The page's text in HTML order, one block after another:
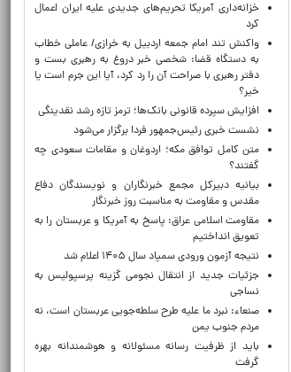
خزانه‌داری آمریکا تحریم‌های جدیدی علیه ایران اعمال
کرد
واکنش تند امام جمعه اردبیل به خرازی/ عاملی خطاب
به دستگاه قضا: شخصی خبر دروغ به رهبری بست و
دفتر رهبری با صراحت آن را رد کرد، آیا این جرم است یا
خیر؟
افزایش سپرده قانونی بانک‌ها؛ ترمز تازه رشد نقدینگی
نشست خبری رئیس‌جمهور فردا برگزار می‌شود
متن کامل توافق مکه؛ اردوغان و مقامات سعودی چه
گفتند؟
بیانیه دبیرکل مجمع خبرنگاران و نویسندگان دفاع
مقدس و مقاومت به مناسبت روز خبرنگار
مقاومت اسلامی عراق: پاسخ به آمریکا و عربستان را به
تعویق انداختیم
نتیجه آزمون ورودی سمپاد سال ۱۴۰۵ اعلام شد
جزئیات جدید از انتقال نجومی گزینه پرسپولیس به
نساجی
صنعاء: نبرد ما علیه طرح سلطه‌جویی عربستان است، نه
مردم جنوب یمن
باید از ظرفیت رسانه مسئولانه و هوشمندانه بهره
گرفت